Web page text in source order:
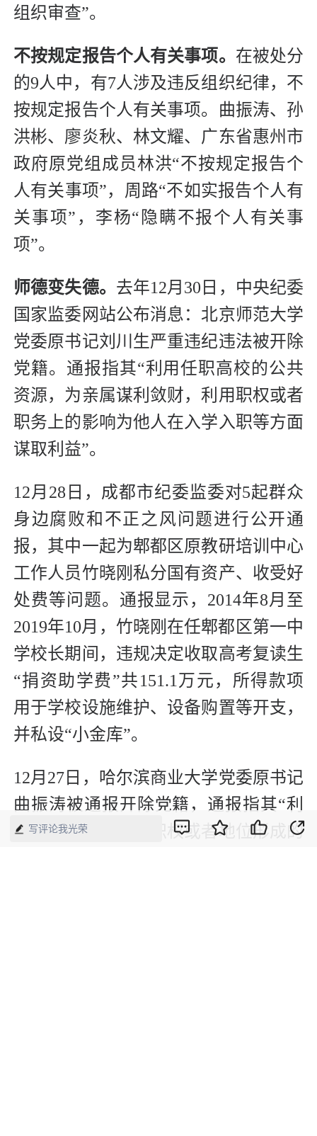
组织审查”。
不按规定报告个人有关事项。 在被处分
的9人中，有7人涉及违反组织纪律，不
按规定报告个人有关事项。曲振涛、孙
洪彬、廖炎秋、林文耀、广东省惠州市
政府原党组成员林洪“不按规定报告个
人有关事项”，周路“不如实报告个人有
关事项”，李杨“隐瞒不报个人有关事
项”。
师德变失德。 去年12月30日，中央纪委
国家监委网站公布消息：北京师范大学
党委原书记刘川生严重违纪违法被开除
党籍。 通报指其“利用任职高校的公共
资源，为亲属谋利敛财，利用职权或者
职务上的影响为他人在入学入职等方面
谋取利益”。
12月28日，成都市纪委监委对5起群众
身边腐败和不正之风问题进行公开通
报，其中一起为郫都区原教研培训中心
工作人员竹晓刚私分国有资产、收受好
处费等问题。通报显示，2014年8月至
2019年10月，竹晓刚在任郫都区第一中
学校长期间，违规决定收取高考复读生
“捐资助学费”共151.1万元，所得款项
用于学校设施维护、设备购置等开支，
并私设“小金库”。
12月27日，哈尔滨商业大学党委原书记
曲振涛被通报开除党籍，通报指其“利
用职务上的便利和职权或者地位形成的
写评论我光荣